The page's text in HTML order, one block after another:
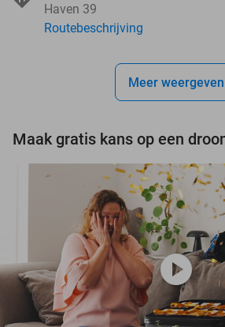
Haven 39
Routebeschrijving
Meer weergeven
play_circle